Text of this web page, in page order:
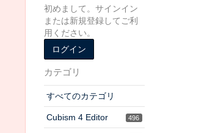
初めまして。サインイン
または新規登録してご利
用ください。
ログイン
カテゴリ
すべてのカテゴリ
496
Cubism 4 Editor